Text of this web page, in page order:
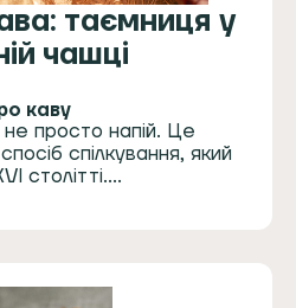
таємниця у
чашці
каву
просто напій. Це
спілкування, який
столітті.…